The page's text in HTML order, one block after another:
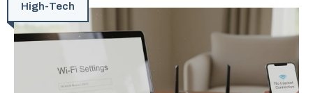
High-Tech